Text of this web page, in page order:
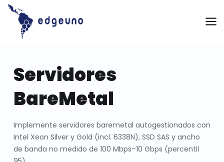
Skip
content
Servidores
BareMetal
Implemente servidores baremetal autogestionados con
Intel Xeon Silver y Gold (incl. 6338N), SSD SAS y ancho
de banda no medido de 100 Mbps–10 Gbps (percentil